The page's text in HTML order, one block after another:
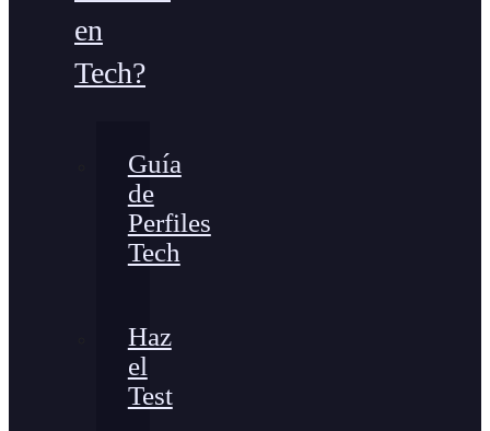
en
Tech?
Guía
de
Perfiles
Tech
Haz
el
Test